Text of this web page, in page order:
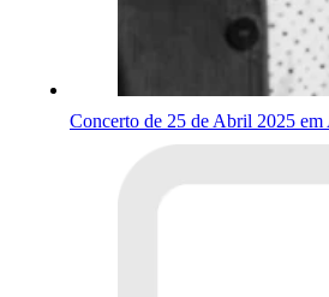
Concerto de 25 de Abril 2025 em